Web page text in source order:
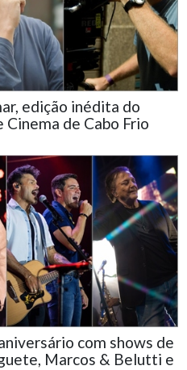
edição inédita do
de Cabo Frio
com shows de
Marcos & Belutti e